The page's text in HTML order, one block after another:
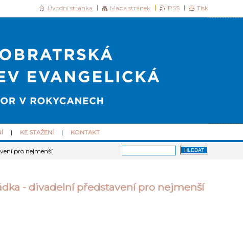
KE STAŽENÍ KONTAKT
pro nejmenší
- divadelní představení pro nejmenší
Úvodní stránka Mapa stránek RSS Tisk